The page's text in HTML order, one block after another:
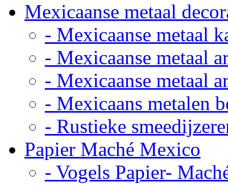
Mexicaanse metaal
- Mexicaanse metaal
- Mexicaanse metaal
- Mexicaanse metaal
- Mexicaans metalen
- Rustieke
Papier Maché Mexico
- Vogels Papier-